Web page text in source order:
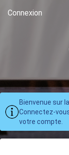
Connexion
Bienvenue sur
Connectez-
votre compte.